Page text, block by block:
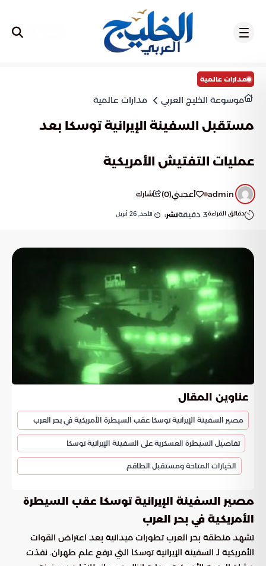
مدارات عالمية
موسوعة الخليج العربي مدارات عالمية
مستقبل السفينة الإيرانية توسكا بعد
عمليات التفتيش الأمريكية
admin أعجبني(
0
) شارك
دقائق القراءة3 دقيقةنشر: الأحد, 26 أبريل
عناوين المقال
مصير السفينة الإيرانية توسكا عقب السيطرة الأمريكية في بحر العرب
تفاصيل السيطرة العسكرية على السفينة الإيرانية توسكا
الخيارات المتاحة ومستقبل الطاقم
مصير السفينة الإيرانية توسكا عقب السيطرة
الأمريكية في بحر العرب
تشهد منطقة بحر العرب تطورات ميدانية بعد اعتراض القوات
الأمريكية لـ السفينة الإيرانية توسكا التي ترفع علم طهران. نفذت